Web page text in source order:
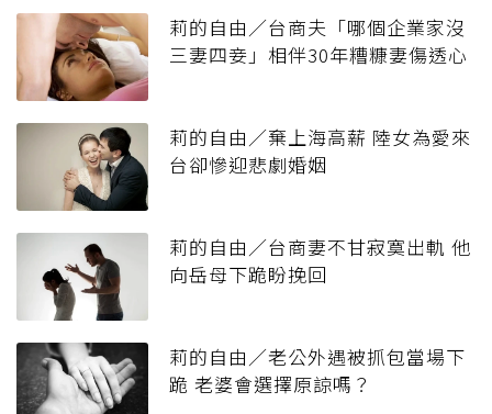
莉的自由／台商夫「哪個企業家沒
三妻四妾」相伴30年糟糠妻傷透心
莉的自由／棄上海高薪 陸女為愛來
台卻慘迎悲劇婚姻
莉的自由／台商妻不甘寂寞出軌 他
向岳母下跪盼挽回
莉的自由／老公外遇被抓包當場下
跪 老婆會選擇原諒嗎？